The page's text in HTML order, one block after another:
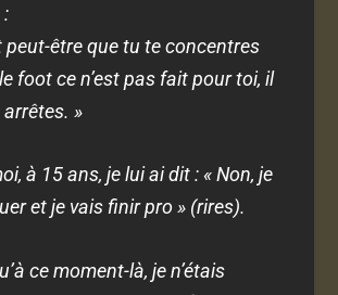
peut-être que tu te concentres
foot ce n’est pas fait pour toi, il
»
à 15 ans, je lui ai dit :« Non, je
et je vais finir pro » (rires).
ce moment-là, je n’étais